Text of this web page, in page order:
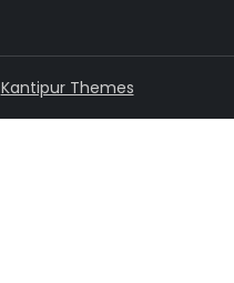
Kantipur Themes